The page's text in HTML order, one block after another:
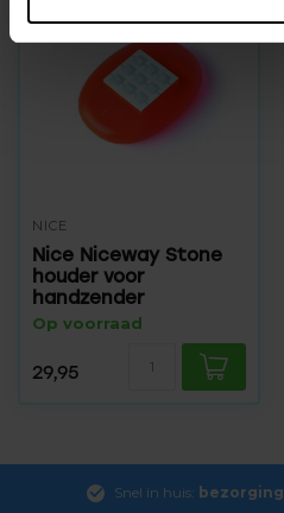
NICE
Nice Niceway Stone
houder voor
handzender
Op voorraad
29,95
Snel in huis: bezorging